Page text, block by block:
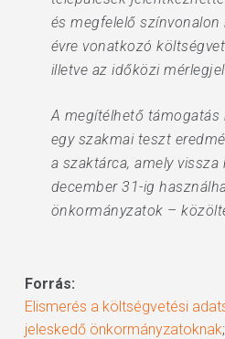
és megfelelő
évre vonatkozó
illetve az időközi
A megítélhető
egy szakmai teszt
a szaktárca, amely
december 31-ig
önkormányzatok –
Forrás:
Elismerés a költségvetési
jeleskedő önkormányzatoknak